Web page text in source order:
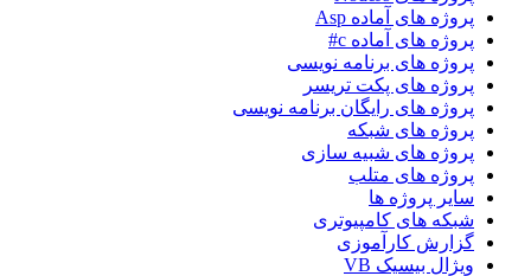
پروژه های آماده Asp
پروژه های آماده c#
پروژه های برنامه نویسی
پروژه های پکت تریسر
پروژه های رایگان برنامه نویسی
پروژه های شبکه
پروژه های شبیه سازی
پروژه های متلب
سایر پروژه ها
شبکه های کامپیوتری
گزارش کارآموزی
ویژال بیسیک VB